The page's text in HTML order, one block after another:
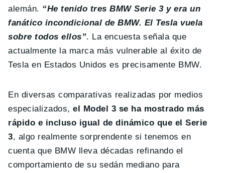
alemán. “He tenido tres BMW Serie 3 y era un
fanático incondicional de BMW. El Tesla vuela
sobre todos ellos”. La encuesta señala que
actualmente la marca más vulnerable al éxito de
Tesla en Estados Unidos es precisamente BMW.
En diversas comparativas realizadas por medios
especializados,el Model 3 se ha mostrado más
rápido e incluso igual de dinámico que el Serie
3, algo realmente sorprendente si tenemos en
cuenta que BMW lleva décadas refinando el
comportamiento de su sedán mediano para